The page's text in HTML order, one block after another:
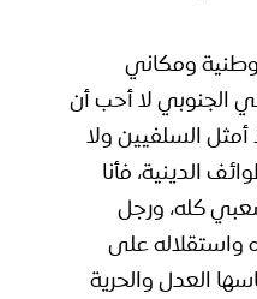
ومكاني
الجنوبي لا أحب أن
السلفيين ولا
الدينية، فأنا
كله، ورجل
واستقلاله على
العدل والحرية